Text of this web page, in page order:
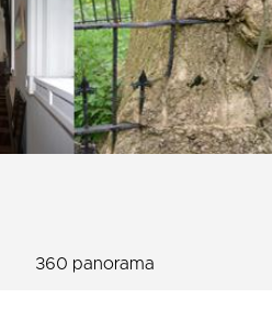
360 panorama